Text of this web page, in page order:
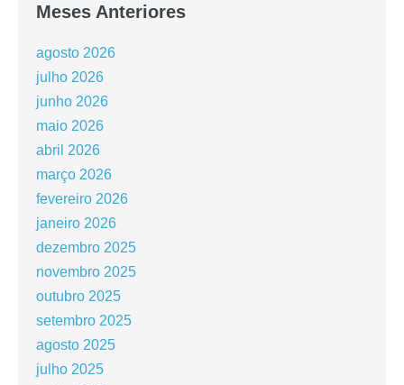
Meses Anteriores
agosto 2026
julho 2026
junho 2026
maio 2026
abril 2026
março 2026
fevereiro 2026
janeiro 2026
dezembro 2025
novembro 2025
outubro 2025
setembro 2025
agosto 2025
julho 2025